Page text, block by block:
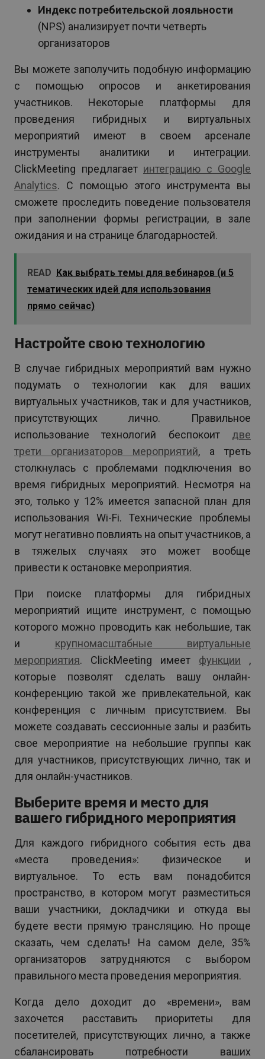
Индекс потребительской лояльности
(NPS) анализирует почти четверть
организаторов
Вы можете заполучить подобную информацию
с помощью опросов и анкетирования
участников. Некоторые платформы для
проведения гибридных и виртуальных
мероприятий имеют в своем арсенале
инструменты аналитики и интеграции.
ClickMeeting предлагает интеграцию с Google
Analytics. С помощью этого инструмента вы
сможете проследить поведение пользователя
при заполнении формы регистрации, в зале
ожидания и на странице благодарностей.
READ Как выбрать темы для вебинаров (и 5
тематических идей для использования
прямо сейчас)
Настройте свою технологию
В случае гибридных мероприятий вам нужно
подумать о технологии как для ваших
виртуальных участников, так и для участников,
присутствующих лично. Правильное
использование технологий беспокоит две
трети организаторов мероприятий, а треть
столкнулась с проблемами подключения во
время гибридных мероприятий. Несмотря на
это, только у 12% имеется запасной план для
использования Wi-Fi. Технические проблемы
могут негативно повлиять на опыт участников, а
в тяжелых случаях это может вообще
привести к остановке мероприятия.
При поиске платформы для гибридных
мероприятий ищите инструмент, с помощью
которого можно проводить как небольшие, так
и крупномасштабные виртуальные
мероприятия. ClickMeeting имеет функции ,
которые позволят сделать вашу онлайн-
конференцию такой же привлекательной, как
конференция с личным присутствием. Вы
можете создавать сессионные залы и разбить
свое мероприятие на небольшие группы как
для участников, присутствующих лично, так и
для онлайн-участников.
Выберите время и место для
вашего гибридного мероприятия
Для каждого гибридного события есть два
«места проведения»: физическое и
виртуальное. То есть вам понадобится
пространство, в котором могут разместиться
ваши участники, докладчики и откуда вы
будете вести прямую трансляцию. Но проще
сказать, чем сделать! На самом деле, 35%
организаторов затрудняются с выбором
правильного места проведения мероприятия.
Когда дело доходит до «времени», вам
захочется расставить приоритеты для
посетителей, присутствующих лично, а также
сбалансировать потребности ваших